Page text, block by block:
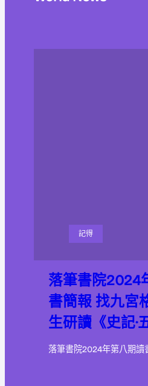
記得
落筆書院2024
書簡報 找九宮
生研讀《史記·
落筆書院2024年第八期